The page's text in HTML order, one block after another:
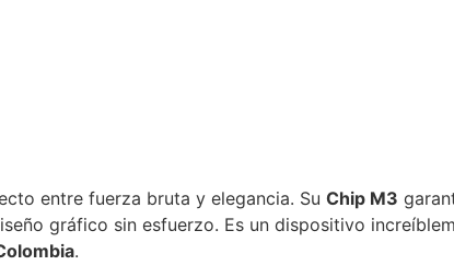
entre fuerza bruta y elegancia. Su Chip M3
gráfico sin esfuerzo. Es un dispositivo
.